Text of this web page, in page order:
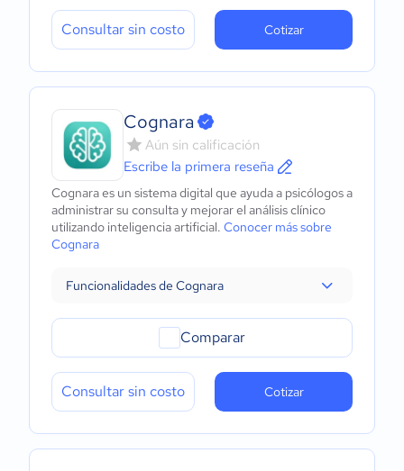
Consultar sin costo Cotizar
Cognara
Aún sin calificación
Escribe la primera reseña
Cognara es un sistema digital que ayuda a psicólogos a
administrar su consulta y mejorar el análisis clínico
utilizando inteligencia artificial. Conocer más sobre
Cognara
Funcionalidades de Cognara
Comparar
Consultar sin costo Cotizar